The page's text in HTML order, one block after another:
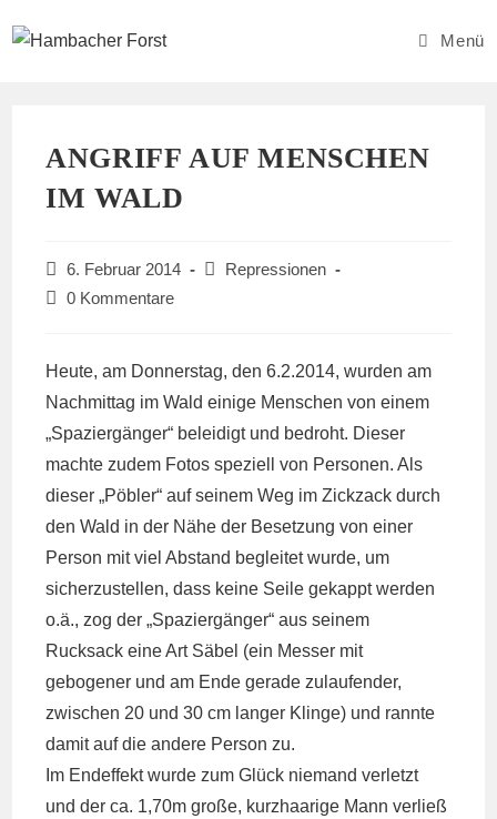
Inhalt
Menü
ANGRIFF AUF MENSCHEN
IM WALD
Beitrag
veröffentlicht:
6. Februar 2014
Beitrags-
Repressionen
Beitrags-
0 Kommentare
Heute, am Donnerstag, den 6.2.2014, wurden am
Nachmittag im Wald einige Menschen von einem
„Spaziergänger“ beleidigt und bedroht. Dieser
machte zudem Fotos speziell von Personen. Als
dieser „Pöbler“ auf seinem Weg im Zickzack durch
den Wald in der Nähe der Besetzung von einer
Person mit viel Abstand begleitet wurde, um
sicherzustellen, dass keine Seile gekappt werden
o.ä., zog der „Spaziergänger“ aus seinem
Rucksack eine Art Säbel (ein Messer mit
gebogener und am Ende gerade zulaufender,
zwischen 20 und 30 cm langer Klinge) und rannte
damit auf die andere Person zu.
Im Endeffekt wurde zum Glück niemand verletzt
und der ca. 1,70m große, kurzhaarige Mann verließ